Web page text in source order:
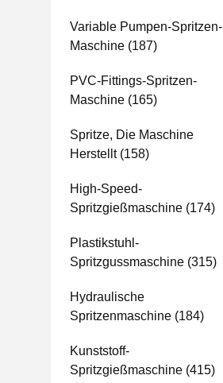
Variable Pumpen-Spritzen-
Maschine (187)
PVC-Fittings-Spritzen-
Maschine (165)
Spritze, Die Maschine
Herstellt(158)
High-Speed-
Spritzgießmaschine (174)
Plastikstuhl-
Spritzgussmaschine (315)
Hydraulische
Spritzenmaschine (184)
Kunststoff-
Spritzgießmaschine (415)